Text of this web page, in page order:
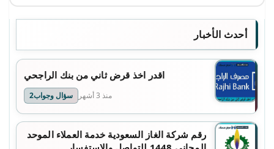
أحدث الأخبار
اقدر اخذ قرض ثاني من بنك الراجحي
منذ 3 أشهر سؤال وجواب2
رقم شركة الغاز السعودية خدمة العملاء الموحد